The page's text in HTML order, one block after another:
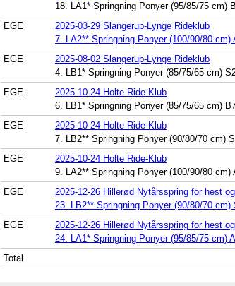
18. LA1* Springning Ponyer (95/85/75 cm)
EGE
2025-03-29 Slangerup-Lynge Rideklub
7. LA2** Springning Ponyer (100/90/80 cm)
EGE
2025-08-02 Slangerup-Lynge Rideklub
4. LB1* Springning Ponyer (85/75/65 cm)
EGE
2025-10-24 Holte Ride-Klub
6. LB1* Springning Ponyer (85/75/65 cm)
EGE
2025-10-24 Holte Ride-Klub
7. LB2** Springning Ponyer (90/80/70 cm)
EGE
2025-10-24 Holte Ride-Klub
9. LA2** Springning Ponyer (100/90/80 cm)
EGE
2025-12-26 Hillerød Nytårsspring for hest
23. LB2** Springning Ponyer (90/80/70 cm)
EGE
2025-12-26 Hillerød Nytårsspring for hest
24. LA1* Springning Ponyer (95/85/75 cm)
Total